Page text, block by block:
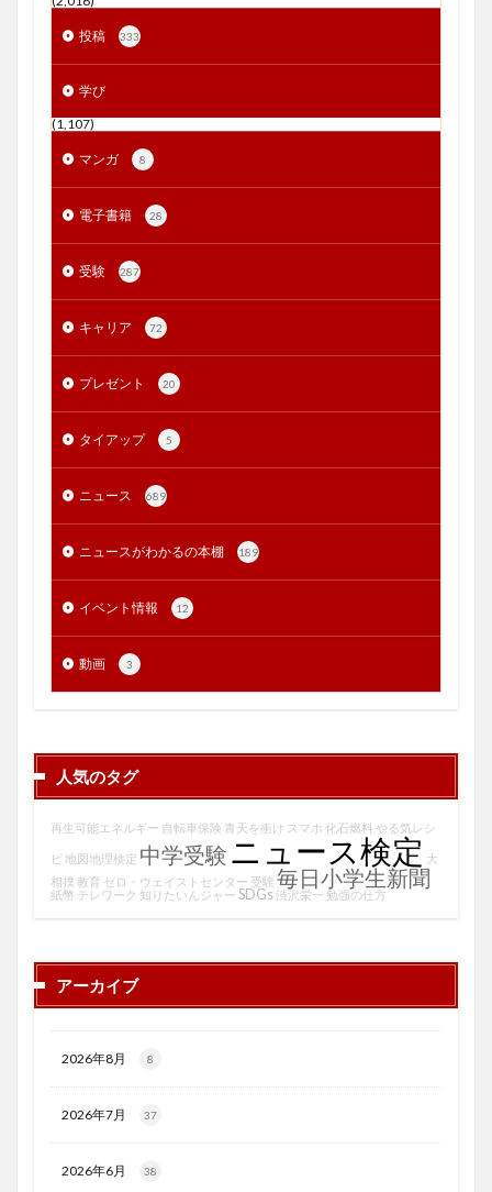
投稿 333
学び
(1,107)
マンガ 8
電子書籍 28
受験 287
キャリア 72
プレゼント 20
タイアップ 5
ニュース 689
ニュースがわかるの本棚 189
イベント情報 12
動画 3
人気のタグ
再生可能エネルギー 自転車保険 青天を衝け スマホ 化石燃料 やる気レシ
ピ 地図地理検定 中学受験 ニュース検定 大
相撲 教育 ゼロ・ウェイストセンター 受験 毎日小学生新聞
紙幣 テレワーク 知りたいんジャー SDGs 渋沢栄一 勉強の仕方
アーカイブ
2026年8月 8
2026年7月 37
2026年6月 38